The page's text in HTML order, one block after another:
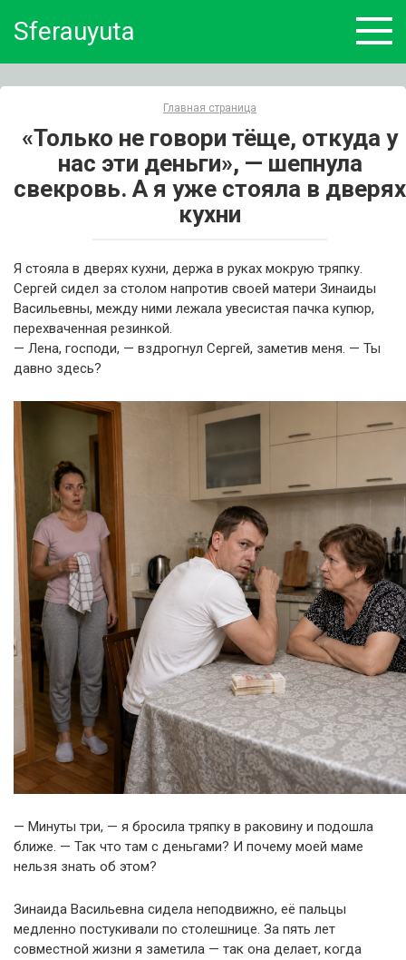
Sferauyuta
Главная страница
«Только не говори тёще, откуда у
нас эти деньги», — шепнула
свекровь. А я уже стояла в дверях
кухни
Я стояла в дверях кухни, держа в руках мокрую тряпку.
Сергей сидел за столом напротив своей матери Зинаиды
Васильевны, между ними лежала увесистая пачка купюр,
перехваченная резинкой.
— Лена, господи, — вздрогнул Сергей, заметив меня. — Ты
давно здесь?
— Минуты три, — я бросила тряпку в раковину и подошла
ближе. — Так что там с деньгами? И почему моей маме
нельзя знать об этом?
Зинаида Васильевна сидела неподвижно, её пальцы
медленно постукивали по столешнице. За пять лет
совместной жизни я заметила — так она делает, когда